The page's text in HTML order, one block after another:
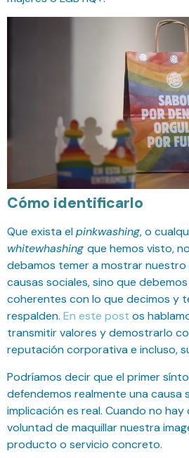
Cómo identificarlo
Que exista elpinkwashing, o
whitewhashing que hemos visto,
debamos temer a mostrar nuestro
causas sociales, sino que
coherentes con lo que decimos y
respalden. En este post os
transmitir valores y demostrarlo
reputación corporativa e incluso,
Podríamos decir que el primer
defendemos realmente una causa
implicación es real. Cuando no
voluntad de maquillar nuestra
producto o servicio concreto.